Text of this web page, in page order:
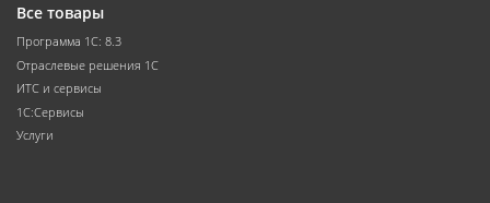
Все товары
Программа 1С: 8.3
Отраслевые решения 1С
ИТС и сервисы
1С:Сервисы
Услуги